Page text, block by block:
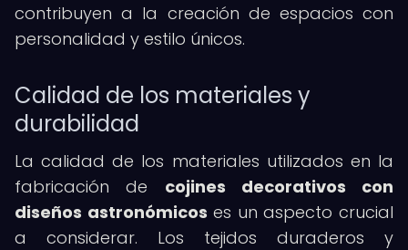
contribuyen a la creación de espacios con
personalidad y estilo únicos.
Calidad de los materiales y
durabilidad
La calidad de los materiales utilizados en la
fabricación de cojines decorativos con
diseños astronómicos es un aspecto crucial
a considerar. Los tejidos duraderos y